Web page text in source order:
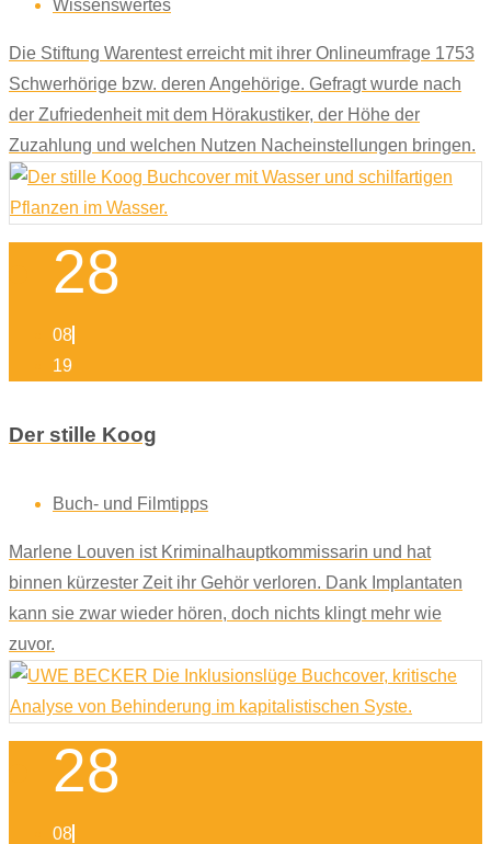
Wissenswertes
Die Stiftung Warentest erreicht mit ihrer Onlineumfrage 1753
Schwerhörige bzw. deren Angehörige. Gefragt wurde nach
der Zufriedenheit mit dem Hörakustiker, der Höhe der
Zuzahlung und welchen Nutzen Nacheinstellungen bringen.
28
08
19
Der stille Koog
Buch- und Filmtipps
Marlene Louven ist Kriminalhauptkommissarin und hat
binnen kürzester Zeit ihr Gehör verloren. Dank Implantaten
kann sie zwar wieder hören, doch nichts klingt mehr wie
zuvor.
28
08